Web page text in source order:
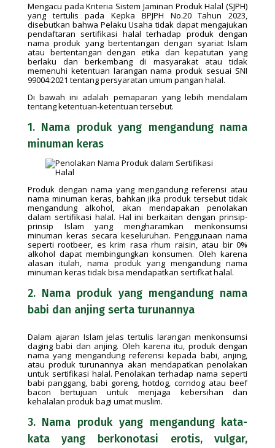
Mengacu pada Kriteria Sistem Jaminan Produk Halal (SJPH)
yang tertulis pada Kepka BPJPH No.20 Tahun 2023,
disebutkan bahwa Pelaku Usaha tidak dapat mengajukan
pendaftaran sertifikasi halal terhadap produk dengan
nama produk yang bertentangan dengan syariat Islam
atau bertentangan dengan etika dan kepatutan yang
berlaku dan berkembang di masyarakat atau tidak
memenuhi ketentuan larangan nama produk sesuai SNI
99004:2021 tentang persyaratan umum pangan halal.
Di bawah ini adalah pemaparan yang lebih mendalam
tentang ketentuan-ketentuan tersebut.
1. Nama produk yang mengandung nama
minuman keras
Produk dengan nama yang mengandung referensi atau
nama minuman keras, bahkan jika produk tersebut tidak
mengandung alkohol, akan mendapakan penolakan
dalam sertifikasi halal. Hal ini berkaitan dengan prinsip-
prinsip Islam yang mengharamkan menkonsumsi
minuman keras secara keseluruhan. Penggunaan nama
seperti rootbeer, es krim rasa rhum raisin, atau bir 0%
alkohol dapat membingungkan konsumen. Oleh karena
alasan itulah, nama produk yang mengandung nama
minuman keras tidak bisa mendapatkan sertifkat halal.
2. Nama produk yang mengandung nama
babi dan anjing serta turunannya
Dalam ajaran Islam jelas tertulis larangan menkonsumsi
daging babi dan anjing. Oleh karena itu, produk dengan
nama yang mengandung referensi kepada babi, anjing,
atau produk turunannya akan mendapatkan penolakan
untuk sertifikasi halal. Penolakan terhadap nama seperti
babi panggang, babi goreng, hotdog, corndog atau beef
bacon bertujuan untuk menjaga kebersihan dan
kehalalan produk bagi umat muslim.
3. Nama produk yang mengandung kata-
kata yang berkonotasi erotis, vulgar,